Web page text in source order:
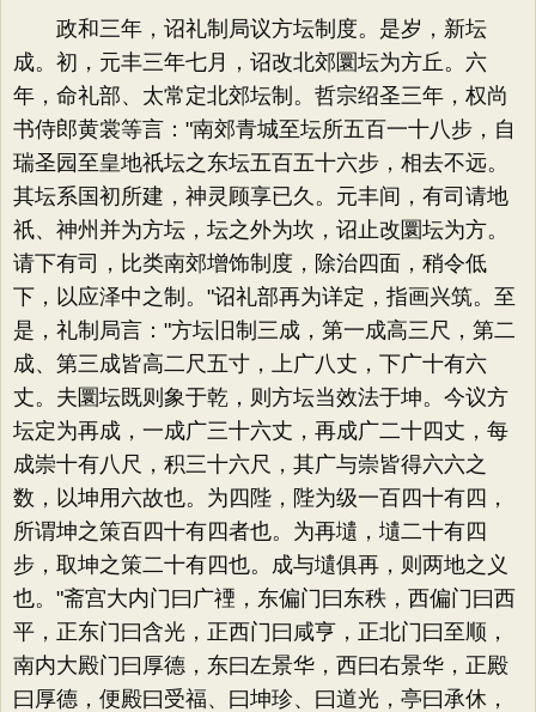
政和三年，诏礼制局议方坛制度。是岁，新坛
成。初，元丰三年七月，诏改北郊圜坛为方丘。六
年，命礼部、太常定北郊坛制。哲宗绍圣三年，权尚
书侍郎黄裳等言："南郊青城至坛所五百一十八步，自
瑞圣园至皇地祇坛之东坛五百五十六步，相去不远。
其坛系国初所建，神灵顾享已久。元丰间，有司请地
祇、神州并为方坛，坛之外为坎，诏止改圜坛为方。
请下有司，比类南郊增饰制度，除治四面，稍令低
下，以应泽中之制。"诏礼部再为详定，指画兴筑。至
是，礼制局言："方坛旧制三成，第一成高三尺，第二
成、第三成皆高二尺五寸，上广八丈，下广十有六
丈。夫圜坛既则象于乾，则方坛当效法于坤。今议方
坛定为再成，一成广三十六丈，再成广二十四丈，每
成崇十有八尺，积三十六尺，其广与崇皆得六六之
数，以坤用六故也。为四陛，陛为级一百四十有四，
所谓坤之策百四十有四者也。为再壝，壝二十有四
步，取坤之策二十有四也。成与壝俱再，则两地之义
也。"斋宫大内门曰广禋，东偏门曰东秩，西偏门曰西
平，正东门曰含光，正西门曰咸亨，正北门曰至顺，
南内大殿门曰厚德，东曰左景华，西曰右景华，正殿
曰厚德，便殿曰受福、曰坤珍、曰道光，亭曰承休，